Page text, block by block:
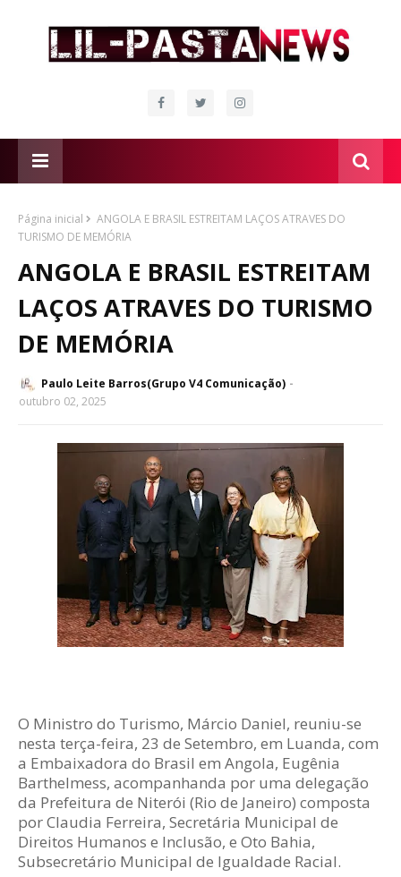
Página inicial
ANGOLA E BRASIL ESTREITAM LAÇOS ATRAVES DO
TURISMO DE MEMÓRIA
ANGOLA E BRASIL ESTREITAM
LAÇOS ATRAVES DO TURISMO
DE MEMÓRIA
Paulo Leite Barros(Grupo V4 Comunicação)
outubro 02, 2025
O Ministro do Turismo, Márcio Daniel, reuniu-se
nesta terça-feira, 23 de Setembro, em Luanda, com
a Embaixadora do Brasil em Angola, Eugênia
Barthelmess, acompanhanda por uma delegação
da Prefeitura de Niterói (Rio de Janeiro) composta
por Claudia Ferreira, Secretária Municipal de
Direitos Humanos e Inclusão, e Oto Bahia,
Subsecretário Municipal de Igualdade Racial.